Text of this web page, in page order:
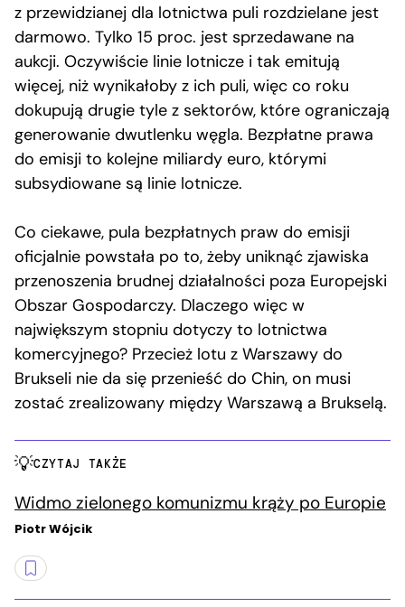
z przewidzianej dla lotnictwa puli rozdzielane jest
darmowo. Tylko 15 proc. jest sprzedawane na
aukcji. Oczywiście linie lotnicze i tak emitują
więcej, niż wynikałoby z ich puli, więc co roku
dokupują drugie tyle z sektorów, które ograniczają
generowanie dwutlenku węgla. Bezpłatne prawa
do emisji to kolejne miliardy euro, którymi
subsydiowane są linie lotnicze.
Co ciekawe, pula bezpłatnych praw do emisji
oficjalnie powstała po to, żeby uniknąć zjawiska
przenoszenia brudnej działalności poza Europejski
Obszar Gospodarczy. Dlaczego więc w
największym stopniu dotyczy to lotnictwa
komercyjnego? Przecież lotu z Warszawy do
Brukseli nie da się przenieść do Chin, on musi
zostać zrealizowany między Warszawą a Brukselą.
CZYTAJ TAKŻE
Widmo zielonego komunizmu krąży po Europie
Piotr Wójcik